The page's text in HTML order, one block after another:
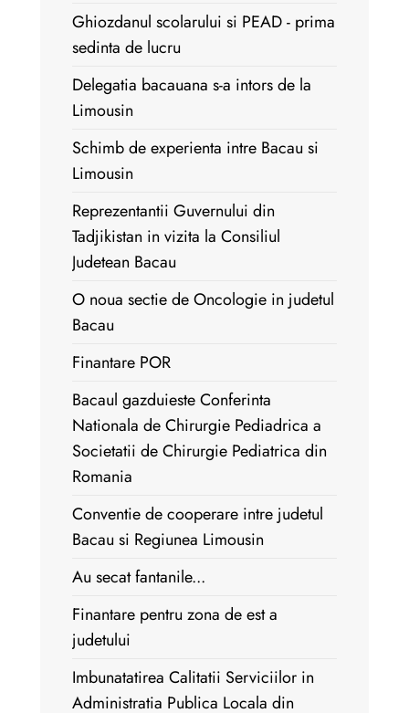
Ghiozdanul scolarului si PEAD - prima
sedinta de lucru
Delegatia bacauana s-a intors de la
Limousin
Schimb de experienta intre Bacau si
Limousin
Reprezentantii Guvernului din
Tadjikistan in vizita la Consiliul
Judetean Bacau
O noua sectie de Oncologie in judetul
Bacau
Finantare POR
Bacaul gazduieste Conferinta
Nationala de Chirurgie Pediadrica a
Societatii de Chirurgie Pediatrica din
Romania
Conventie de cooperare intre judetul
Bacau si Regiunea Limousin
Au secat fantanile...
Finantare pentru zona de est a
judetului
Imbunatatirea Calitatii Serviciilor in
Administratia Publica Locala din